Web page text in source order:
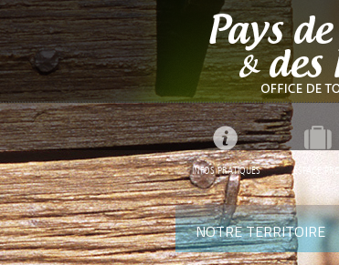
INFOS PRATIQUES ESPACE PRO
NOTRE TERRITOIRE